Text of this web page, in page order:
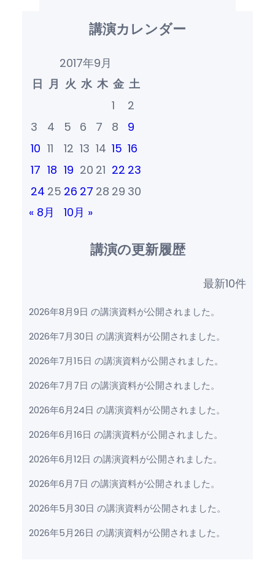
講演カレンダー
2017年9月
日 月 火 水 木 金 土
1
2
3
4 5 6 7 8
9
10 11 12 13 14 15 16
17 18 19 20 21 22 23
24 25 26 27 28 29 30
« 8月
10月 »
講演の更新履歴
最新10件
2026年8月9日 の講演資料が公開されました。
2026年7月30日 の講演資料が公開されました。
2026年7月15日 の講演資料が公開されました。
2026年7月7日 の講演資料が公開されました。
2026年6月24日 の講演資料が公開されました。
2026年6月16日 の講演資料が公開されました。
2026年6月12日 の講演資料が公開されました。
2026年6月7日 の講演資料が公開されました。
2026年5月30日 の講演資料が公開されました。
2026年5月26日 の講演資料が公開されました。